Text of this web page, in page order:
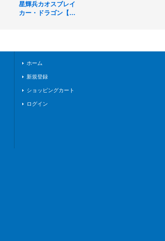
星輝兵カオスブレイ
カー・ドラゴン【R
ホーム
新規登録
ショッピングカート
ログイン